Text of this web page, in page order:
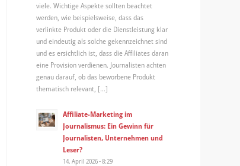
viele. Wichtige Aspekte sollten beachtet
werden, wie beispielsweise, dass das
verlinkte Produkt oder die Dienstleistung klar
und eindeutig als solche gekennzeichnet sind
und es ersichtlich ist, dass die Affiliates daran
eine Provision verdienen. Journalisten achten
genau darauf, ob das beworbene Produkt
thematisch relevant, […]
Affiliate-Marketing im
Journalismus: Ein Gewinn für
Journalisten, Unternehmen und
Leser?
14. April 2026 - 8:29